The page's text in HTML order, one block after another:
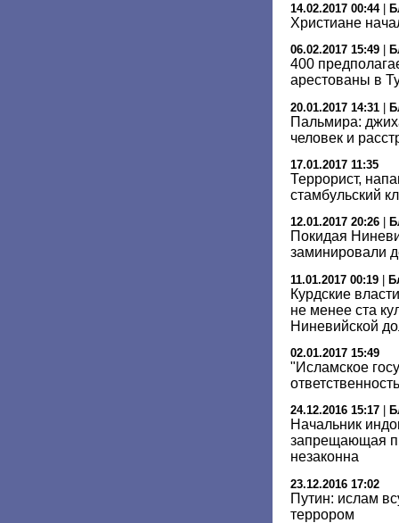
14.02.2017 00:44|
Христиане
06.02.2017 15:49
400
арестованы в
20.01.2017 14:31 |
Пальмира:
человек и
17.01.2017 11:35
Террорист,
стамбульский
12.01.2017 20:26
Покидая
заминировали
11.01.2017 00:19 |
Курдские
не менее ста
Ниневийской
02.01.2017 15:49
"Исламское
24.12.2016 15:17
Начальник
запрещающая
незаконна
23.12.2016 17:02
Путин: ислам
террором